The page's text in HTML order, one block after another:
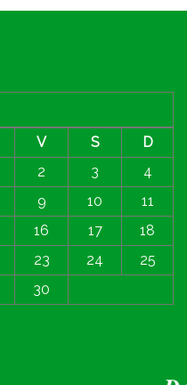
V S
D
2 3
4
9 10
11
16 17
18
23 24
25
30